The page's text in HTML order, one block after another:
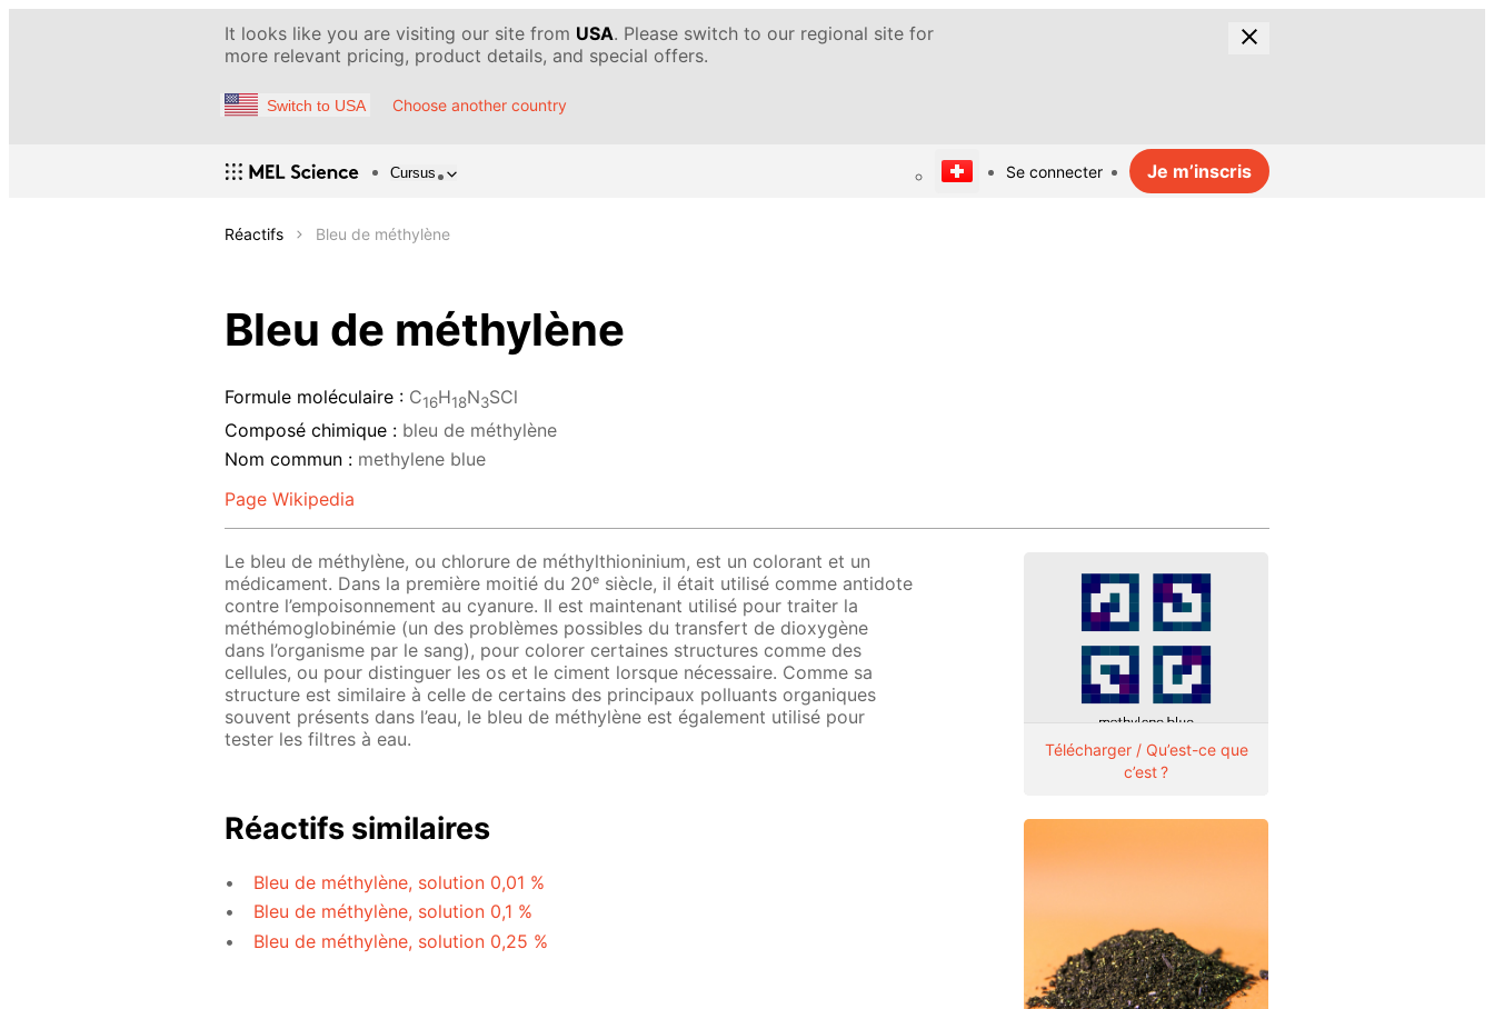
It looks like you are visiting our site from USA. Please switch to our regional site for
more relevant pricing, product details, and special offers.
Switch to USA Choose another country
Cursus Se connecter Je m’inscris
Réactifs Bleu de méthylène
Bleu de méthylène
Formule moléculaire : C16H18N3SCl
Composé chimique : bleu de méthylène
Nom commun : methylene blue
Page Wikipedia
Le bleu de méthylène, ou chlorure de méthylthioninium, est un colorant et un
médicament. Dans la première moitié du 20ᵉ siècle, il était utilisé comme antidote
contre l’empoisonnement au cyanure. Il est maintenant utilisé pour traiter la
méthémoglobinémie (un des problèmes possibles du transfert de dioxygène
dans l’organisme par le sang), pour colorer certaines structures comme des
cellules, ou pour distinguer les os et le ciment lorsque nécessaire. Comme sa
structure est similaire à celle de certains des principaux polluants organiques
souvent présents dans l’eau, le bleu de méthylène est également utilisé pour
tester les filtres à eau.
Réactifs similaires
Bleu de méthylène, solution 0,01 %
Bleu de méthylène, solution 0,1 %
Bleu de méthylène, solution 0,25 %
Télécharger / Qu’est-ce que
c’est ?